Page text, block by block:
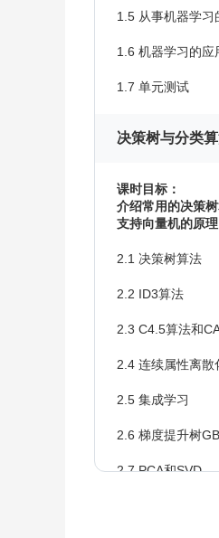
这门课的学习方
建议结合教材《
践练习，循序渐进
6.课程守则（建议
欢迎大家选修课程，请
试和章节练习，巩固基
到的问题和技巧。有问题
1.5 从事机器学习
1.6 机器学习的应
1.7 单元测试
决策树与分类
课时目标：
介绍常用的决策
支持向量机的原
2.1 决策树算法
2.2 ID3算法
2.3 C4.5算法和
2.4 连续属性离散
2.5 集成学习
2.6 梯度提升树
2.7 PCA和SVD